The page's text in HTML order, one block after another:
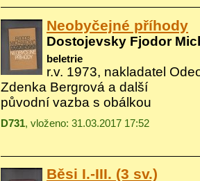
Neobyčejné příhody
Dostojevsky Fjodor
beletrie
r.v. 1973, nakladatel
Zdenka Bergrová a další
původní vazba s obálkou
D731, vloženo: 31.03.2017 17:52
Běsi I.-III. (3 sv.)